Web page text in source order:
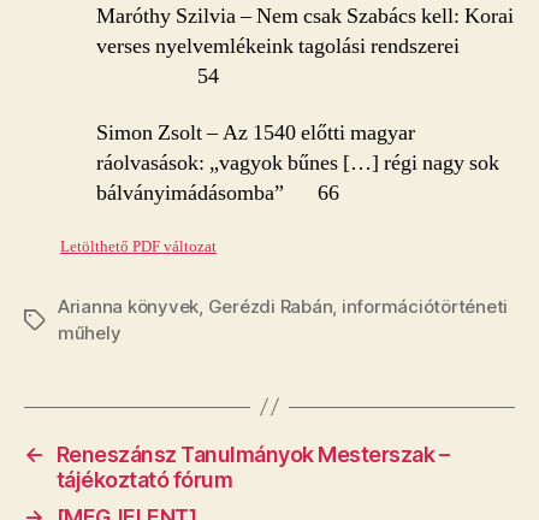
Maróthy Szilvia – Nem csak Szabács kell: Korai
verses nyelvemlékeink tagolási rendszerei
54
Simon Zsolt – Az 1540 előtti magyar
ráolvasások: „vagyok bűnes […] régi nagy sok
bálványimádásomba” 66
Letölthető PDF változat
Tags
Arianna könyvek Gerézdi Rabán információtörténeti
műhely
←
Reneszánsz Tanulmányok Mesterszak –
tájékoztató fórum